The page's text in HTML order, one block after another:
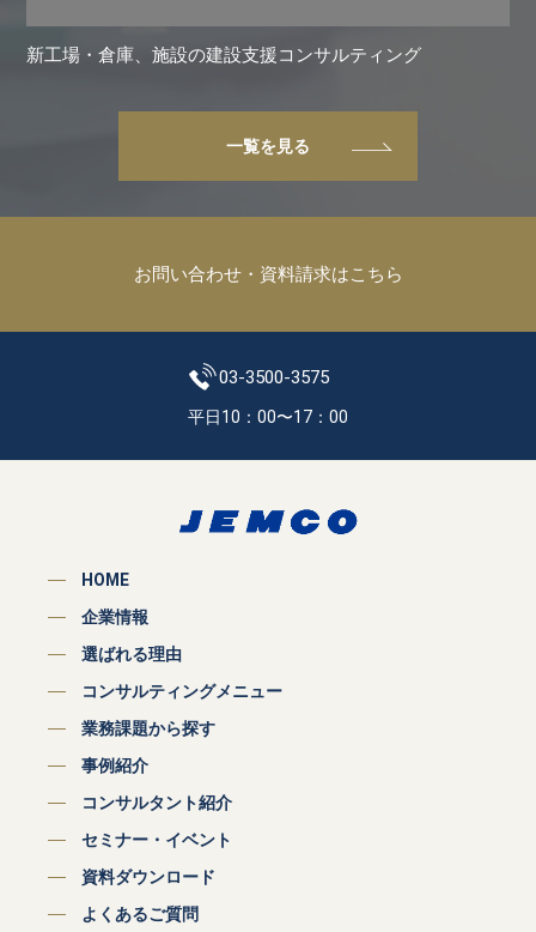
新工場・倉庫、施設の建設支援コンサルティング
一覧を見る
お問い合わせ・資料請求はこちら
03-3500-3575
平日10：00〜17：00
HOME
企業情報
選ばれる理由
コンサルティングメニュー
業務課題から探す
事例紹介
コンサルタント紹介
セミナー・イベント
資料ダウンロード
よくあるご質問